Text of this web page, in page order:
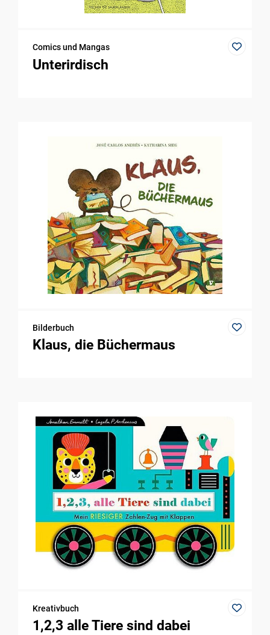
Comics und Mangas
Unterirdisch
Bilderbuch
Klaus, die Büchermaus
Kreativbuch
1,2,3 alle Tiere sind dabei